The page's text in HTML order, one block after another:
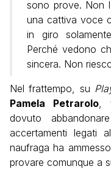
sono prove. Non
una cattiva voce
in giro
Perché vedono
sincera. Non
Nel frattempo, su
Pamela Petrarolo,
dovuto
accertamenti legati
naufraga ha
provare comunque a